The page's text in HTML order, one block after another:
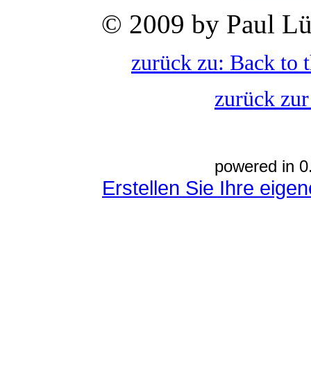
© 2009 by Paul
zurück zu: Back to
zurück
powered in
Erstellen Sie Ihre